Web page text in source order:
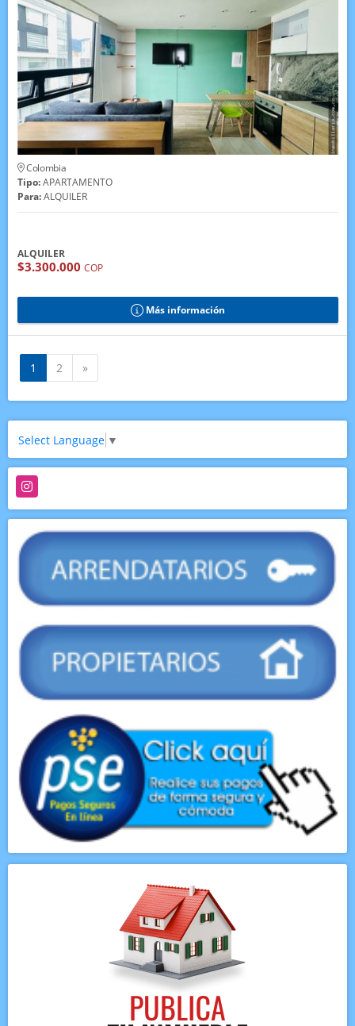
Colombia
Tipo:APARTAMENTO
Para:ALQUILER
ALQUILER
$3.300.000 COP
Más información
1 2 »
Select Language ▼
Instagram